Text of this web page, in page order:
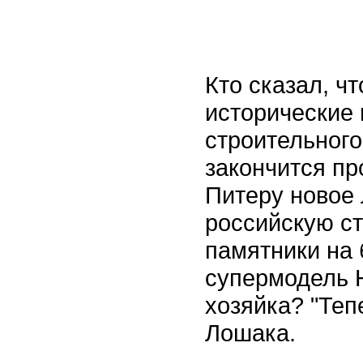
Кто сказал,
закончится
Питеру
российскую
памятники на
супермодель
хозяйка?
Лошака.